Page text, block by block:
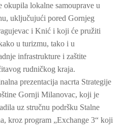
lokalne samouprave u
uključujući pored Gornjeg
i Knić i koji će pružiti
u turizmu, tako i u
infrastrukture i zaštite
rudničkog kraja.
prezentacija nacrta Strategije
Gornji Milanovac, koji je
uz stručnu podršku Stalne
kroz program „Exchange 3“ koji